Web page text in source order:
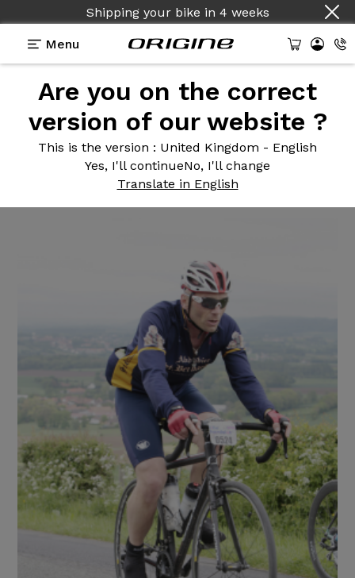
Shipping your bike in 4 weeks
Menu
Are you on the correct
version of our website ?
This is the version : United Kingdom - English
Yes, I'll continueNo, I'll change
Translate in English
Reviews> Vélo de Route Tuxedo Evo Shimano 105
Vélo deRoute Tuxedo Evo
Shimano 105